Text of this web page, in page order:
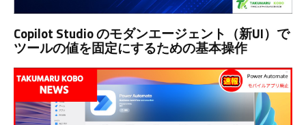
Copilot Studio のモダンエージェント（新UI）で
ツールの値を固定にするための基本操作